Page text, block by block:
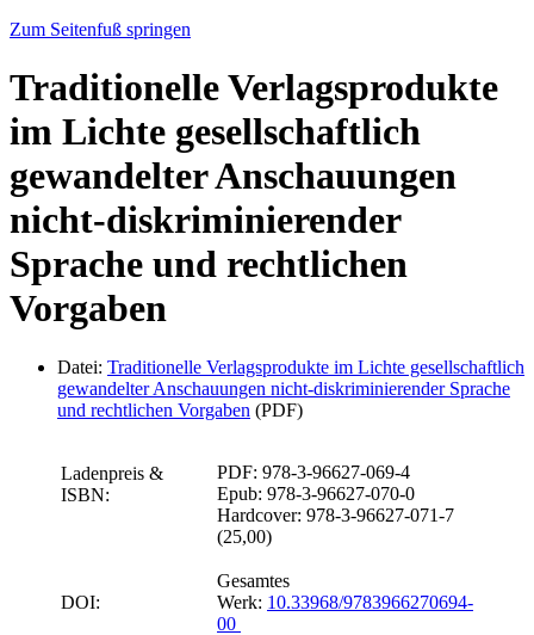
Zum Seitenfuß springen
Traditionelle Verlagsprodukte
im Lichte gesellschaftlich
gewandelter Anschauungen
nicht-diskriminierender
Sprache und rechtlichen
Vorgaben
Datei: Traditionelle Verlagsprodukte im Lichte gesellschaftlich
gewandelter Anschauungen nicht-diskriminierender Sprache
und rechtlichen Vorgaben (PDF)
Ladenpreis &
ISBN:
PDF: 978-3-96627-069-4
Epub: 978-3-96627-070-0
Hardcover: 978-3-96627-071-7
(25,00)
DOI:
Gesamtes
Werk: 10.33968/9783966270694-
00